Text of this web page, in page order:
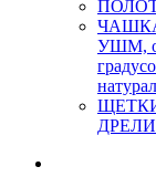
УШМ,
ДРЕЛИ